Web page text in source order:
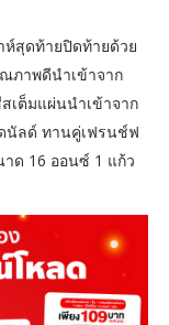
ห์สุดท้ายปิดท้ายด้วย
ภาพดีนำเข้าจาก
เต็มแผ่นนำเข้าจาก
นัลด์ ทานคู่เฟรนช์ฟ
ด 16 ออนซ์ 1 แก้ว